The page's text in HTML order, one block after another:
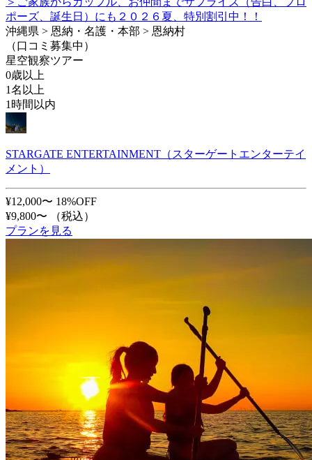
ポーズ、誕生日）にも２０２６夏、特別割引中！！
沖縄県 > 恩納・名護・本部 > 恩納村
（口コミ募集中）
星空観察ツアー
0歳以上
1名以上
1時間以内
STARGATE ENTERTAINMENT（スターゲートエンターテイ
メント）
¥12,000〜 18%OFF
¥9,800〜
（税込）
プランを見る